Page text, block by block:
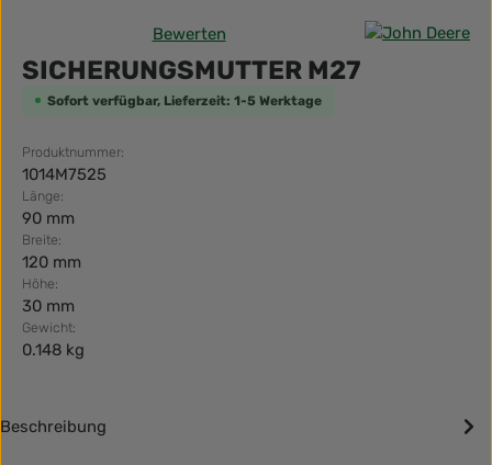
Durchschnittliche Bewertung von 0 von 5 Sternen
Bewerten
SICHERUNGSMUTTER M27
Sofort verfügbar, Lieferzeit: 1-5 Werktage
Produktnummer:
1014M7525
Länge:
90 mm
Breite:
120 mm
Höhe:
30 mm
Gewicht:
0.148 kg
Beschreibung